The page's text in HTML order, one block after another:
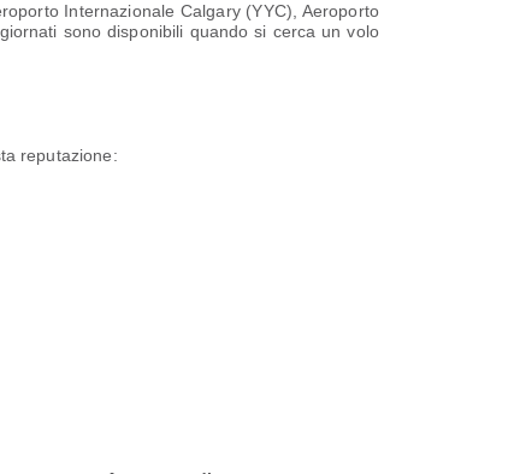
Internazionale Calgary (YYC), Aeroporto
sono disponibili quando si cerca un volo
reputazione: